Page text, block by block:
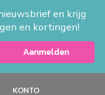
en krijg
en kortingen!
Aanmelden
KONTO